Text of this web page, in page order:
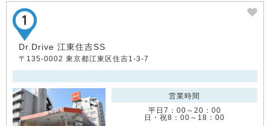
Dr.Drive 江東住吉SS
〒135-0002 東京都江東区住吉1-3-7
営業時間
平日7：00～20：00
日・祝8：00～18：00